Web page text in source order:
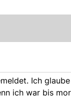
Ich
ich war bis